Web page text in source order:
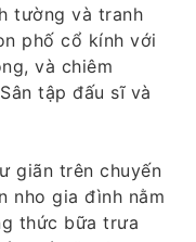
tường và tranh
phố cổ kính với
và chiêm
tập đấu sĩ và
giãn trên chuyến
nho gia đình nằm
thức bữa trưa